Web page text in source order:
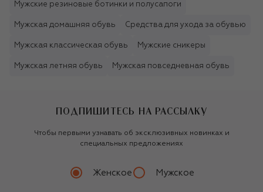
Мужские резиновые ботинки и полусапоги
Мужская домашняя обувь Средства для ухода за обувью
Мужская классическая обувь Мужские сникеры
Мужская летняя обувь Мужская повседневная обувь
ПОДПИШИТЕСЬ НА РАССЫЛКУ
Чтобы первыми узнавать об эксклюзивных новинках и
специальных предложениях
Женское Мужское